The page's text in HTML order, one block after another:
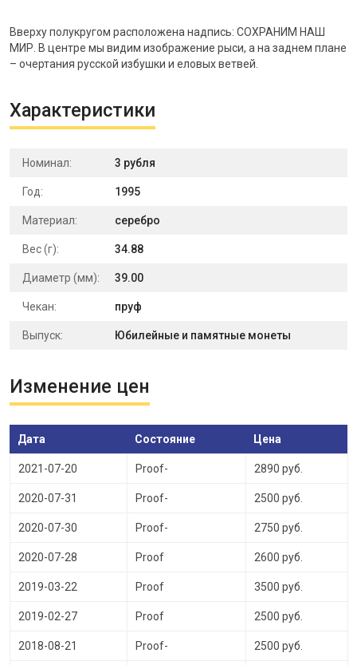
Вверху полукругом расположена надпись: СОХРАНИМ НАШ
МИР. В центре мы видим изображение рыси, а на заднем плане
– очертания русской избушки и еловых ветвей.
Характеристики
Номинал: 3 рубля
Год: 1995
Материал: серебро
Вес (г): 34.88
Диаметр (мм): 39.00
Чекан: пруф
Выпуск: Юбилейные и памятные монеты
Изменение цен
Дата Состояние Цена
2021-07-20 Proof- 2890 руб.
2020-07-31 Proof- 2500 руб.
2020-07-30 Proof- 2750 руб.
2020-07-28 Proof 2600 руб.
2019-03-22 Proof 3500 руб.
2019-02-27 Proof 2500 руб.
2018-08-21 Proof- 2500 руб.